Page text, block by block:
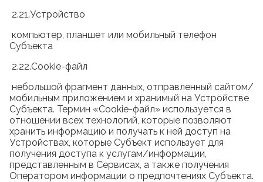
2.21.Устройство
компьютер, планшет или мобильный телефон
Субъекта
2.22.Cookie-файл
небольшой фрагмент данных, отправленный сайтом/
мобильным приложением и хранимый на Устройстве
Субъекта. Термин «Cookie-файл» используется в
отношении всех технологий, которые позволяют
хранить информацию и получать к ней доступ на
Устройствах, которые Субъект использует для
получения доступа к услугам/информации,
представленным в Сервисах, а также получения
Оператором информации о предпочтениях Субъекта.